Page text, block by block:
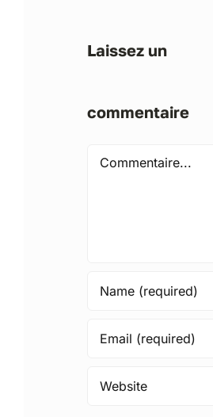
Laissez un
commentaire
Comment